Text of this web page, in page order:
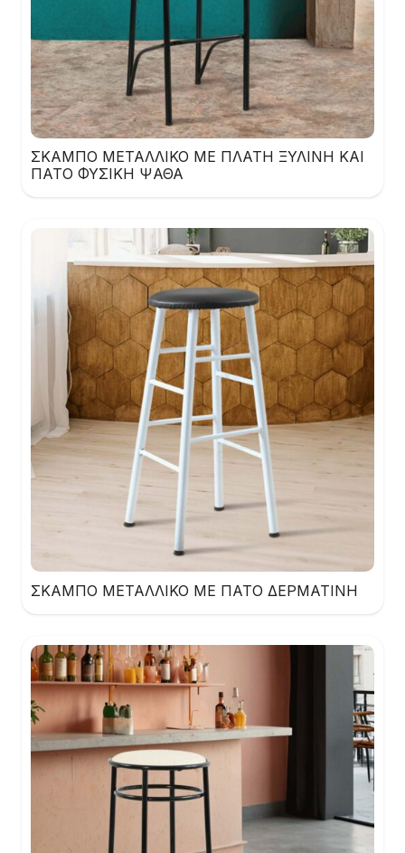
ΣΚΑΜΠΟ ΜΕΤΑΛΛΙΚΟ ΜΕ ΠΛΑΤΗ ΞΥΛΙΝΗ ΚΑΙ
ΠΑΤΟ ΦΥΣΙΚΗ ΨΑΘΑ
ΣΚΑΜΠΟ ΜΕΤΑΛΛΙΚΟ ΜΕ ΠΑΤΟ ΔΕΡΜΑΤΙΝΗ